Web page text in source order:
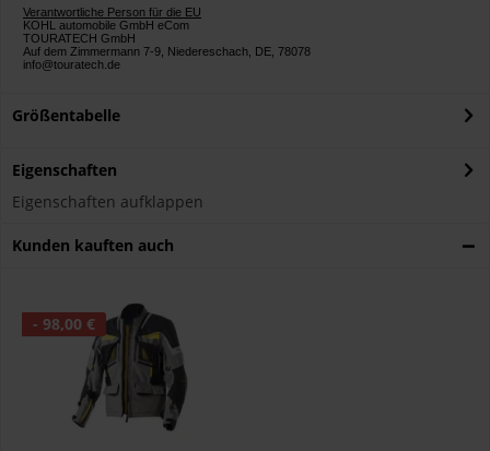
Verantwortliche Person für die EU
KOHL automobile GmbH eCom
TOURATECH GmbH
Auf dem Zimmermann 7-9, Niedereschach, DE, 78078
info@touratech.de
Größentabelle
Eigenschaften
Eigenschaften aufklappen
Kunden kauften auch
- 98,00 €